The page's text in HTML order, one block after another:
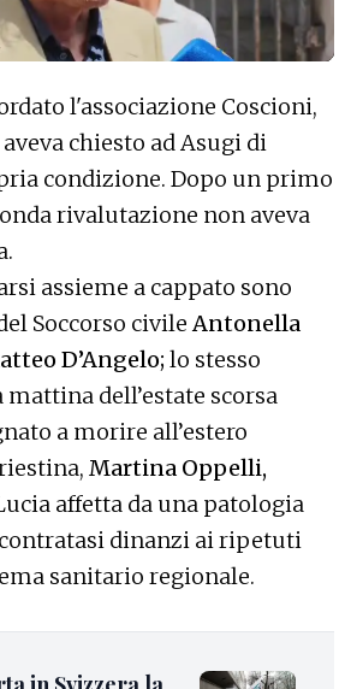
l'associazione Coscioni,
chiesto ad Asugi di
condizione. Dopo un primo
rivalutazione non aveva
assieme a cappato sono
Soccorso civile Antonella
D’Angelo; lo stesso
dell’estate scorsa
a morire all’estero
Martina Oppelli,
affetta da una patologia
dinanzi ai ripetuti
sanitario regionale.